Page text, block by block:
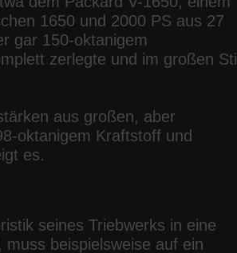
1650 und 2000 PS aus 27
gar 150-oktanigem
zerlegte und im großen Stil
aus großen, aber
oktanigem Kraftstoff und
es.
seines Triebwerks in eine
beispielsweise auf ein